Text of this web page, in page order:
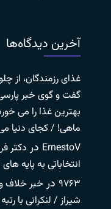
آخرین دیدگاه‌ها
غذای رزمندگان، از
گفت و گوی خبر
بهترین غذا را می
ماهی! / کجای دنیا
ErnestoV در دکتر
انتخاباتی به پایه
۹۷۶۳ در خبر خلاف